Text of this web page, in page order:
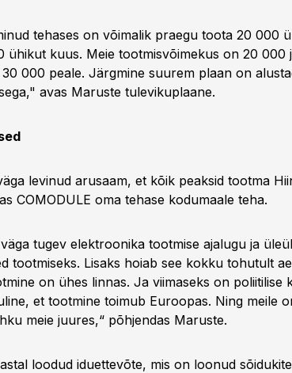
tehases on võimalik praegu toota 20 000
ühikut kuus. Meie tootmisvõimekus on 20 000
000 peale. Järgmine suurem plaan on
avas Maruste tulevikuplaane.
levinud arusaam, et kõik peaksid tootma
COMODULE oma tehase kodumaale teha.
tugev elektroonika tootmise ajalugu ja
tootmiseks. Lisaks hoiab see kokku tohutult
on ühes linnas. Ja viimaseks on poliitilise
et tootmine toimub Euroopas. Ning meile
meie juures,“ põhjendas Maruste.
loodud iduettevõte, mis on loonud sõidukite